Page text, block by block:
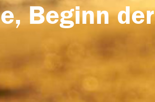
Beginn der